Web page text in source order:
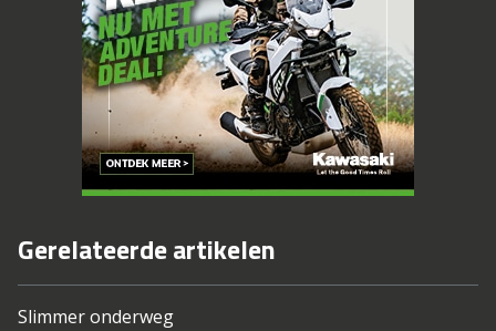
Gerelateerde artikelen
Slimmer onderweg